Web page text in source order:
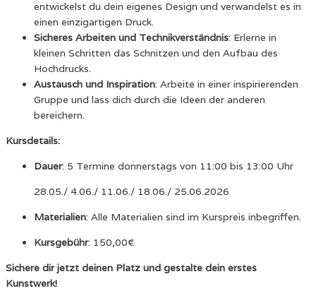
entwickelst du dein eigenes Design und verwandelst es in
einen einzigartigen Druck.
Sicheres Arbeiten und Technikverständnis: Erlerne in
kleinen Schritten das Schnitzen und den Aufbau des
Hochdrucks.
Austausch und Inspiration: Arbeite in einer inspirierenden
Gruppe und lass dich durch die Ideen der anderen
bereichern.
Kursdetails:
Dauer: 5 Termine donnerstags von 11:00 bis 13:00 Uhr
28.05./ 4.06./ 11.06./ 18.06./ 25.06.2026
Materialien: Alle Materialien sind im Kurspreis inbegriffen.
Kursgebühr: 150,00€
Sichere dir jetzt deinen Platz und gestalte dein erstes
Kunstwerk!